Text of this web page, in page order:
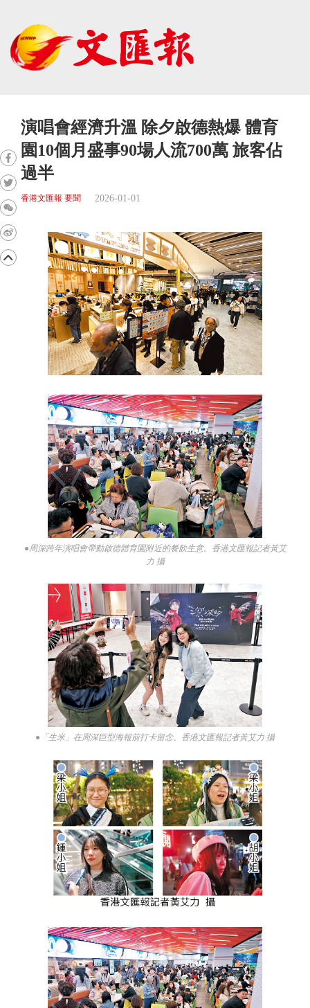
演唱會經濟升溫 除夕啟德熱爆 體育
園10個月盛事90場人流700萬 旅客佔
過半
香港文匯報 要聞 2026-01-01
●周深跨年演唱會帶動啟德體育園附近的餐飲生意。香港文匯報記者黃艾
力 攝
●「生米」在周深巨型海報前打卡留念。香港文匯報記者黃艾力 攝